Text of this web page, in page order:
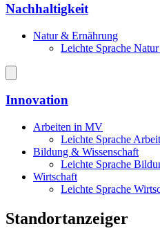
Nachhaltigkeit
Natur & Ernährung
Leichte Sprache
Innovation
Arbeiten in MV
Leichte Sprache
Bildung & Wissenschaft
Leichte Sprache
Wirtschaft
Leichte Sprache
Standortanzeiger